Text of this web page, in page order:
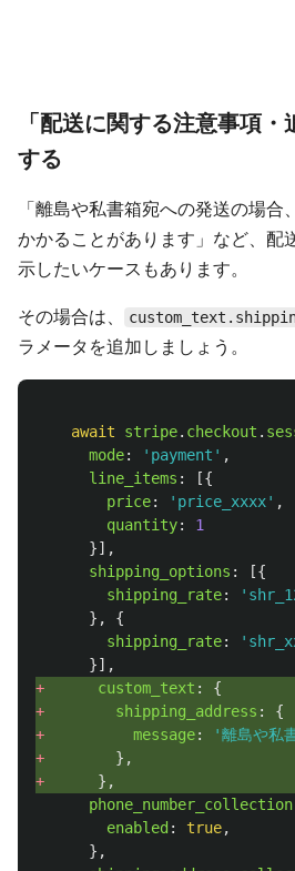
「配送に関する注意事項
する
「離島や私書箱宛への発送の場
かかることがあります」など、配
示したいケースもあります。
その場合は、
ラメータを追加しましょう。
await stripe. checkout .
mode: ' payment ' ,
line_items :
[{
price: ' price_xxxx' ,
quantity:
1
}],
shipping_options :
[{
shipping_rate: '
},
{
shipping_rate: '
}],
+
custom_text :
{
+
shipping_address :
{
+
message: '離島や私
+
},
+
},
phone_number_collection
enabled : true,
},